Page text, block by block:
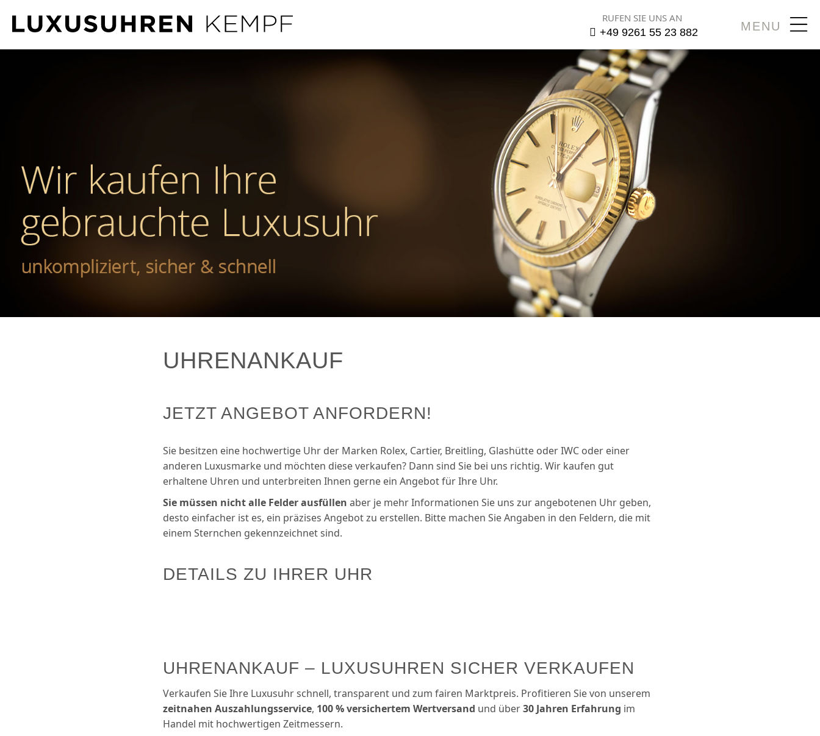
MENU
RUFEN SIE UNS AN
+49 9261 55 23 882
UHRENANKAUF
JETZT ANGEBOT ANFORDERN!
Sie besitzen eine hochwertige Uhr der Marken Rolex, Cartier, Breitling, Glashütte oder IWC oder einer
anderen Luxusmarke und möchten diese verkaufen? Dann sind Sie bei uns richtig. Wir kaufen gut
erhaltene Uhren und unterbreiten Ihnen gerne ein Angebot für Ihre Uhr.
Sie müssen nicht alle Felder ausfüllen aber je mehr Informationen Sie uns zur angebotenen Uhr geben,
desto einfacher ist es, ein präzises Angebot zu erstellen. Bitte machen Sie Angaben in den Feldern, die mit
einem Sternchen gekennzeichnet sind.
DETAILS ZU IHRER UHR
UHRENANKAUF – LUXUSUHREN SICHER VERKAUFEN
Verkaufen Sie Ihre Luxusuhr schnell, transparent und zum fairen Marktpreis. Profitieren Sie von unserem
zeitnahen Auszahlungs­service, 100 % versichertem Wertversand und über30 Jahren Erfahrung im
Handel mit hochwertigen Zeitmessern.